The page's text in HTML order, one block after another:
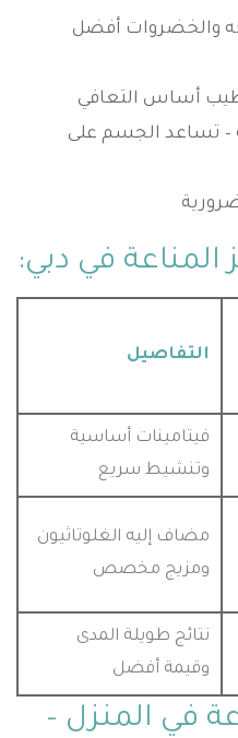
والخضروات أفضل
أساس التعافي
– تساعد الجسم على
المناعة في دبي:
التفاصيل
فيتامينات أساسية
وتنشيط سريع
مضاف إليه الغلوتاثيون
ومزيج مخصص
نتائج طويلة المدى
وقيمة أفضل
في المنزل –